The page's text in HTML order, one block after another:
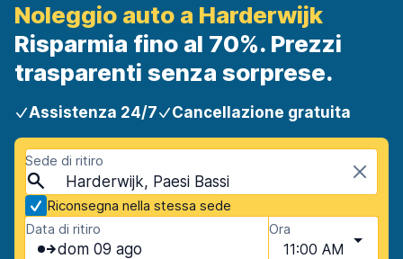
Noleggio auto a Harderwijk
Risparmia fino al 70%. Prezzi
trasparenti senza sorprese.
Assistenza 24/7 Cancellazione gratuita
Sede di ritiro
Harderwijk, Paesi Bassi
Riconsegna nella stessa sede
Data di ritiro
dom 09 ago
Ora
11:00 AM